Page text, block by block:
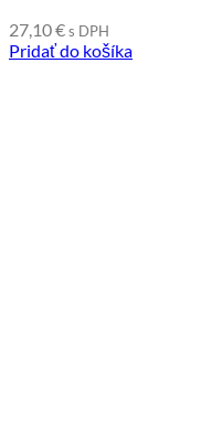
27,10€s DPH
Pridať do košíka